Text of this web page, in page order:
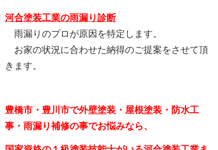
河合塗装工業の雨漏り診断
雨漏りのプロが原因を特定します。
お家の状況に合わせた納得のご提案をさせて頂
きます。
豊橋市・豊川市で外壁塗装・屋根塗装・防水工
事・雨漏り補修の事でお悩みなら、